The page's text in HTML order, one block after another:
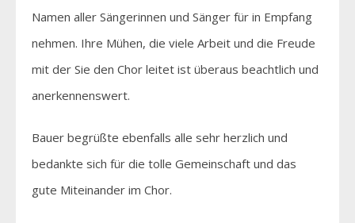
Namen aller Sängerinnen und Sänger für in Empfang
nehmen. Ihre Mühen, die viele Arbeit und die Freude
mit der Sie den Chor leitet ist überaus beachtlich und
anerkennenswert.
Bauer begrüßte ebenfalls alle sehr herzlich und
bedankte sich für die tolle Gemeinschaft und das
gute Miteinander im Chor.